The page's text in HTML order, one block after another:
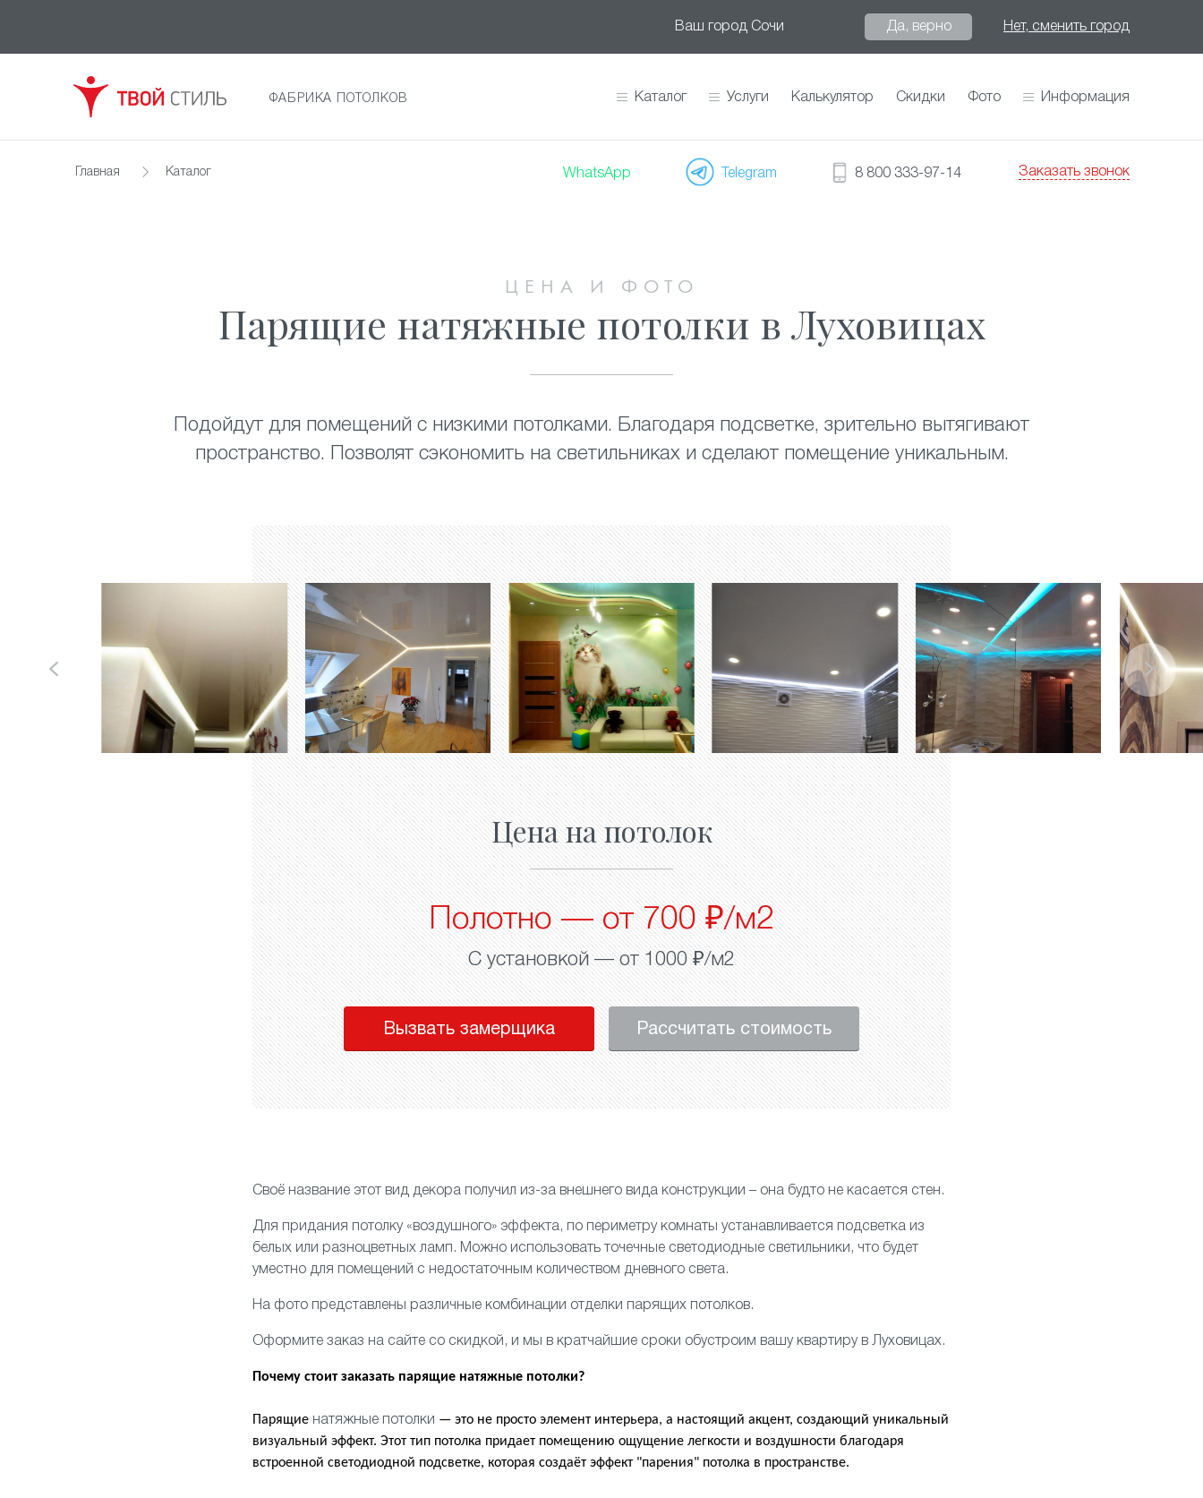
Ваш город Сочи Да, верно Нет, сменить город
ФАБРИКА ПОТОЛКОВ Каталог Услуги Калькулятор Скидки Фото Информация
Главная Каталог WhatsApp Telegram 8 800 333-97-14 Заказать звонок
ЦЕНА И ФОТО
Парящие натяжные потолки в Луховицах
Подойдут для помещений с низкими потолками. Благодаря подсветке, зрительно вытягивают
пространство. Позволят сэкономить на светильниках и сделают помещение уникальным.
Цена на потолок
Полотно — от 700 ₽/м2
С установкой — от 1000 ₽/м2
Вызвать замерщика Рассчитать стоимость
Своё название этот вид декора получил из-за внешнего вида конструкции – она будто не касается стен.
Для придания потолку «воздушного» эффекта, по периметру комнаты устанавливается подсветка из
белых или разноцветных ламп. Можно использоватьточечные светодиодные светильники , что будет
уместно для помещений с недостаточным количеством дневного света.
На фото представлены различные комбинации отделки парящих потолков.
Оформите заказ на сайте со скидкой, и мы в кратчайшие сроки обустроим вашу квартиру в Луховицах.
Почему стоит заказать парящие натяжные потолки?
Парящие натяжные потолки — это не просто элемент интерьера, а настоящий акцент, создающий уникальный
визуальный эффект. Этот тип потолка придает помещению ощущение легкости и воздушности благодаря
встроенной светодиодной подсветке, которая создаёт эффект "парения" потолка в пространстве.